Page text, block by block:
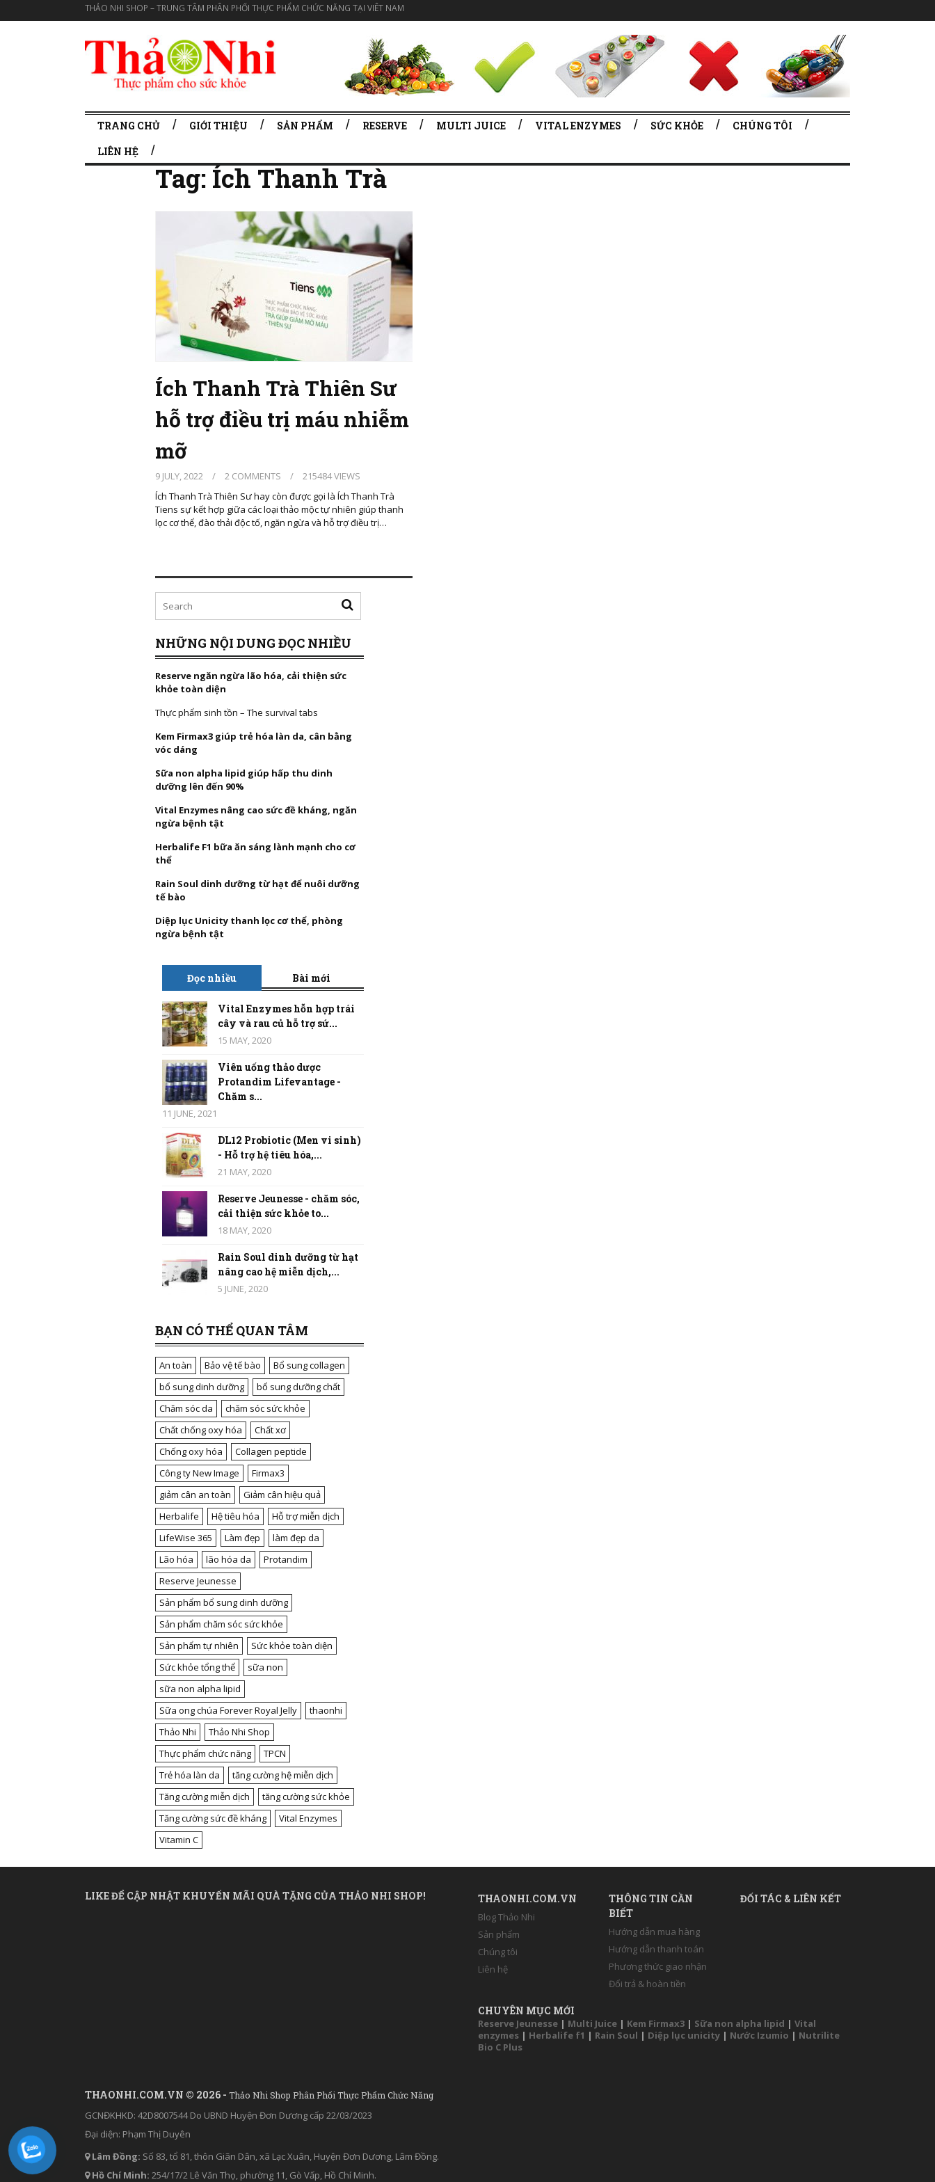
THẢO NHI SHOP – TRUNG TÂM PHÂN PHỐI THỰC PHẨM CHỨC NĂNG TẠI VIÊT NAM
TRANG CHỦ GIỚI THIỆU SẢN PHẨM RESERVE MULTI JUICE VITAL ENZYMES SỨC KHỎE
CHÚNG TÔI
LIÊN HỆ
Tag: Ích Thanh Trà
Ích Thanh Trà Thiên Sư
hỗ trợ điều trị máu nhiễm
mỡ
9 JULY, 2022 / 2 COMMENTS /
215484 VIEWS
Ích Thanh Trà Thiên Sư hay còn được gọi là Ích Thanh Trà
Tiens sự kết hợp giữa các loại thảo mộc tự nhiên giúp thanh
lọc cơ thể, đào thải độc tố, ngăn ngừa và hỗ trợ điều trị…
NHỮNG NỘI DUNG ĐỌC NHIỀU
Reserve ngăn ngừa lão hóa, cải thiện sức
khỏe toàn diện
Thực phẩm sinh tồn – The survival tabs
Kem Firmax3 giúp trẻ hóa làn da, cân bằng
vóc dáng
Sữa non alpha lipid giúp hấp thu dinh
dưỡng lên đến 90%
Vital Enzymes nâng cao sức đề kháng, ngăn
ngừa bệnh tật
Herbalife F1 bữa ăn sáng lành mạnh cho cơ
thể
Rain Soul dinh dưỡng từ hạt để nuôi dưỡng
tế bào
Diệp lục Unicity thanh lọc cơ thể, phòng
ngừa bệnh tật
Đọc nhiều Bài mới
Vital Enzymes hỗn hợp trái
cây và rau củ hỗ trợ sứ...
15 MAY, 2020
Viên uống thảo dược
Protandim Lifevantage -
Chăm s...
11 JUNE, 2021
DL12 Probiotic (Men vi sinh)
- Hỗ trợ hệ tiêu hóa,...
21 MAY, 2020
Reserve Jeunesse - chăm sóc,
cải thiện sức khỏe to...
18 MAY, 2020
Rain Soul dinh dưỡng từ hạt
nâng cao hệ miễn dịch,...
5 JUNE, 2020
BẠN CÓ THỂ QUAN TÂM
An toàn Bảo vệ tế bào
Bổ sung collagen
bổ sung dinh dưỡng
bổ sung dưỡng chất
Chăm sóc da
chăm sóc sức khỏe
Chất chống oxy hóa
Chất xơ
Chống oxy hóa
Collagen peptide
Công ty New Image
Firmax3
giảm cân an toàn
Giảm cân hiệu quả
Herbalife
Hệ tiêu hóa
Hỗ trợ miễn dịch
LifeWise 365
Làm đẹp
làm đẹp da
Lão hóa
lão hóa da
Protandim
Reserve Jeunesse
Sản phẩm bổ sung dinh dưỡng
Sản phẩm chăm sóc sức khỏe
Sản phẩm tự nhiên
Sức khỏe toàn diện
Sức khỏe tổng thể
sữa non
sữa non alpha lipid
Sữa ong chúa Forever Royal Jelly
thaonhi
Thảo Nhi
Thảo Nhi Shop
Thực phẩm chức năng
TPCN
Trẻ hóa làn da
tăng cường hệ miễn dịch
Tăng cường miễn dịch
tăng cường sức khỏe
Tăng cường sức đề kháng
Vital Enzymes
Vitamin C
LIKE ĐỂ CẬP NHẬT KHUYẾN MÃI QUÀ TẶNG CỦA THẢO NHI SHOP!
THAONHI.COM.VN © 2026 - Thảo Nhi Shop Phân Phối Thực Phẩm Chức Năng
GCNĐKHKD: 42D8007544 Do UBND Huyện Đơn Dương cấp 22/03/2023
Đại diện: Phạm Thị Duyên
Lâm Đồng: Số 83, tổ 81, thôn Giãn Dân, xã Lạc Xuân, Huyện Đơn Dương, Lâm Đồng.
Hồ Chí Minh: 254/17/2 Lê Văn Thọ, phường 11, Gò Vấp, Hồ Chí Minh.
THAONHI.COM.VN
Blog Thảo Nhi
Sản phẩm
Chúng tôi
Liên hệ
THÔNG TIN CẦN
BIẾT
Hướng dẫn mua hàng
Hướng dẫn thanh toán
Phương thức giao nhận
Đổi trả & hoàn tiền
ĐỐI TÁC & LIÊN KẾT
CHUYÊN MỤC MỚI
Reserve Jeunesse | Multi Juice | Kem Firmax3 | Sữa non alpha lipid | Vital
enzymes | Herbalife f1 | Rain Soul | Diệp lục unicity | Nước Izumio | Nutrilite
Bio C Plus